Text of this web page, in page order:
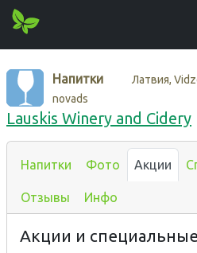
Напитки
Латвия,
novads
Lauskis Winery and Cidery
Напитки Фото Акции
Отзывы Инфо
Акции и